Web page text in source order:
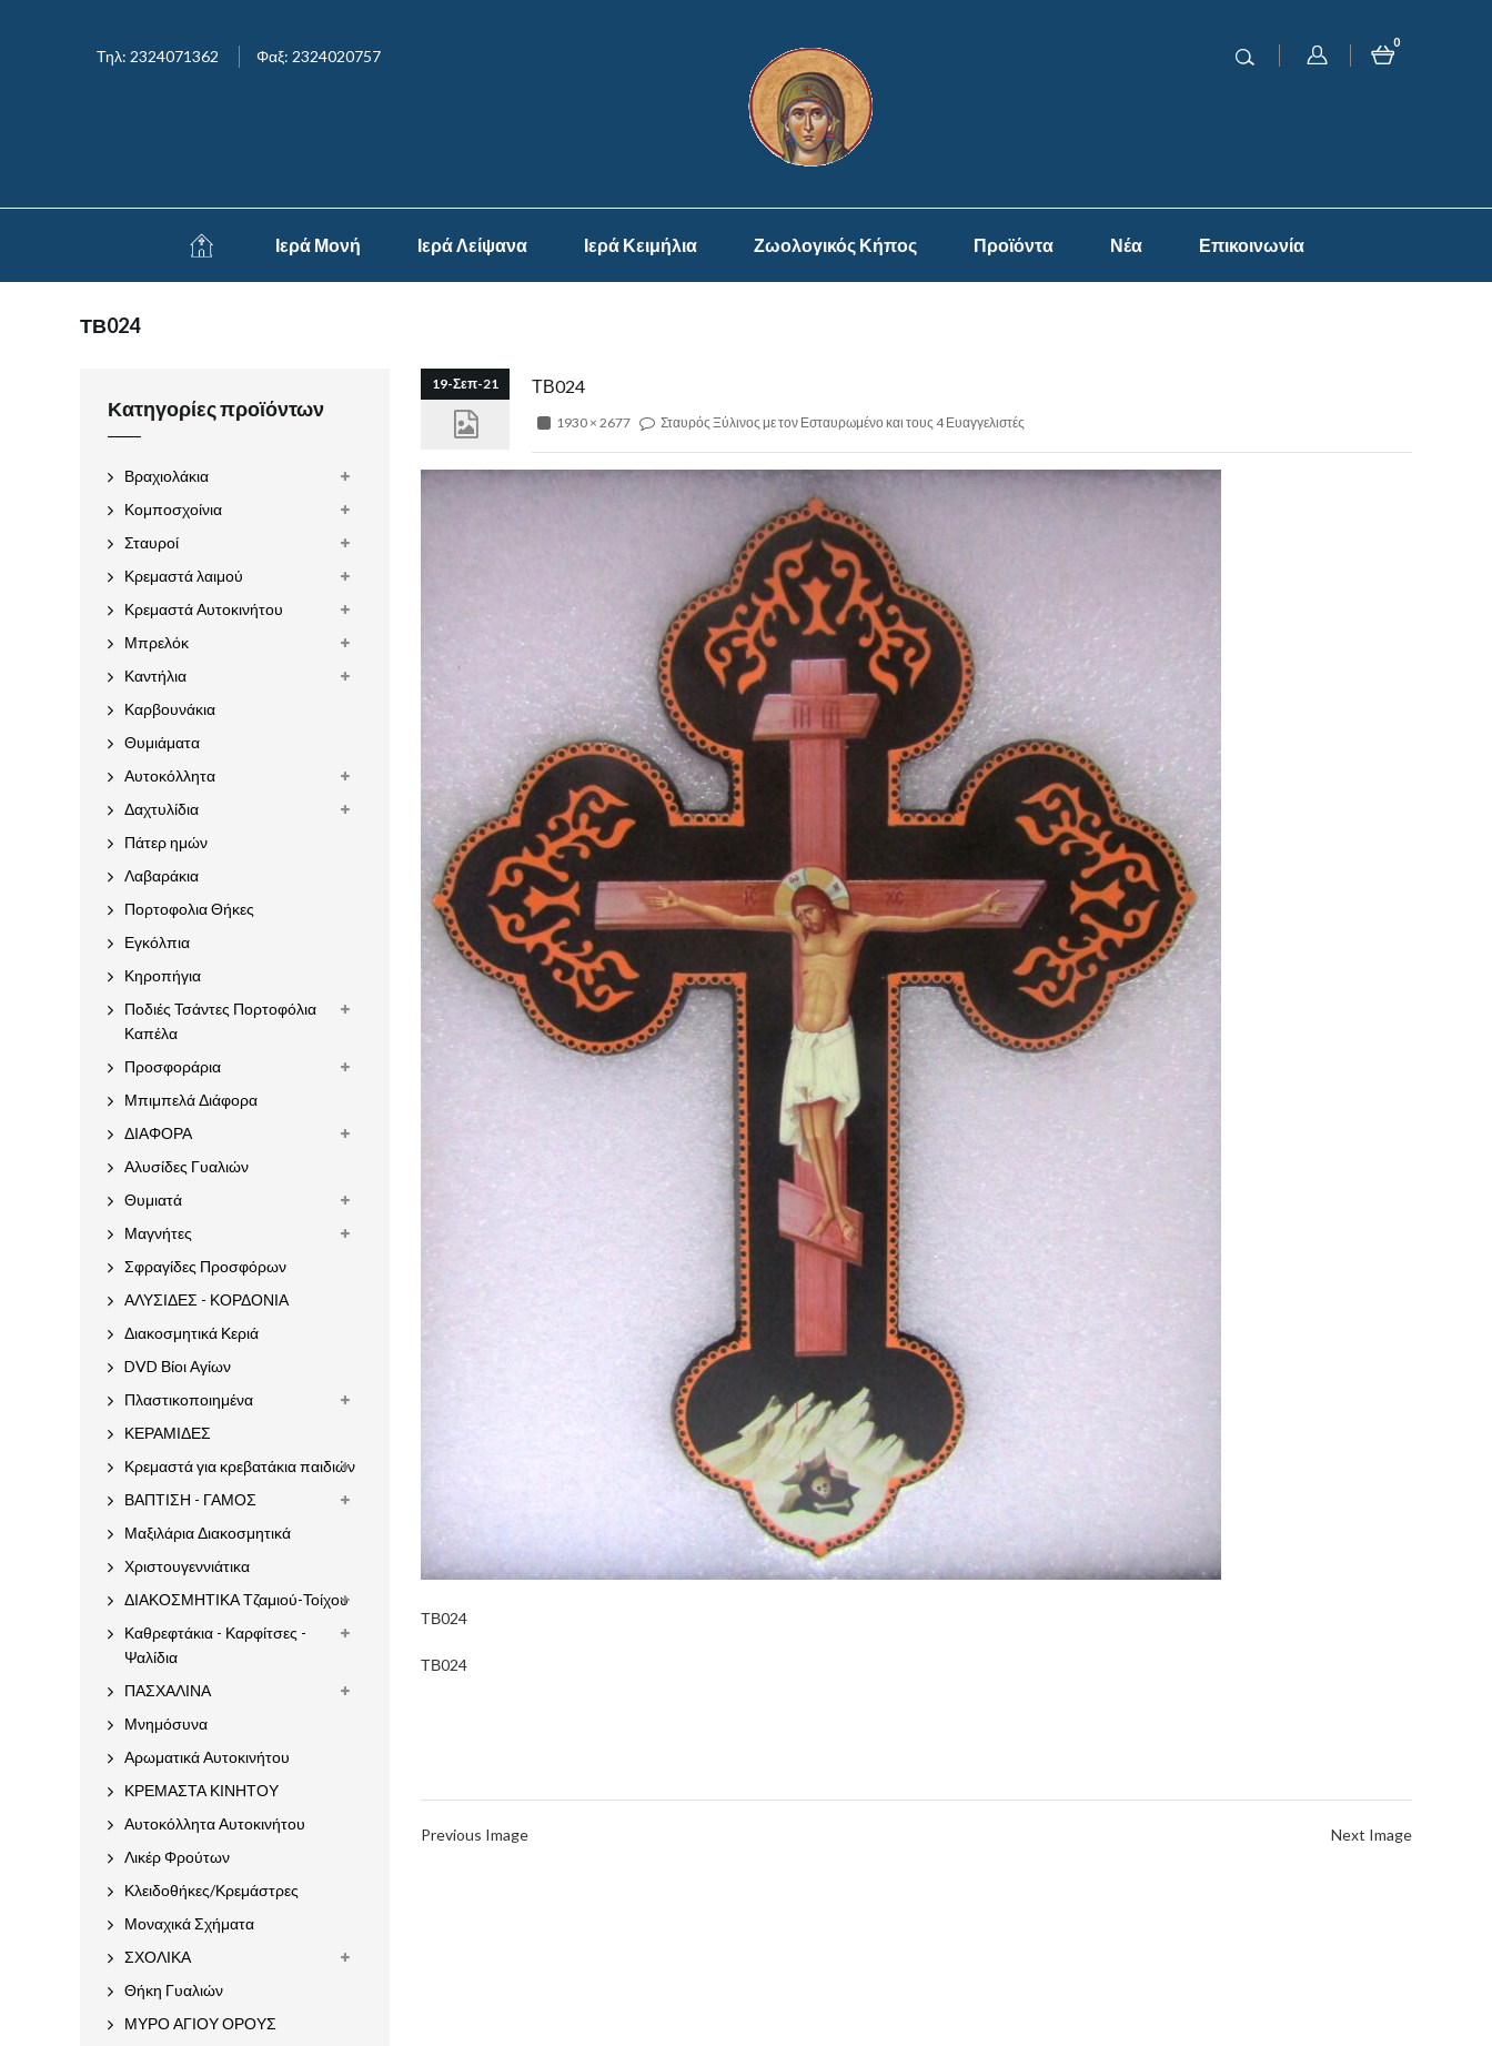
Τηλ: 2324071362 Φαξ: 2324020757
0
Ιερά Μονή Ιερά Λείψανα Ιερά Κειμήλια Ζωολογικός Κήπος Προϊόντα Νέα Επικοινωνία
ΤΒ024
19-Σεπ-21 ΤΒ024
1930 × 2677 Σταυρός Ξύλινος με τον Εσταυρωμένο και τους 4 Ευαγγελιστές
ΤΒ024
ΤΒ024
Previous Image Next Image
Κατηγορίες προϊόντων
Βραχιολάκια
Κομποσχοίνια
Σταυροί
Κρεμαστά λαιμού
Κρεμαστά Αυτοκινήτου
Μπρελόκ
Καντήλια
Καρβουνάκια
Θυμιάματα
Αυτοκόλλητα
Δαχτυλίδια
Πάτερ ημών
Λαβαράκια
Πορτοφολια Θήκες
Εγκόλπια
Κηροπήγια
Ποδιές Τσάντες Πορτοφόλια
Καπέλα
Προσφοράρια
Μπιμπελά Διάφορα
ΔΙΑΦΟΡΑ
Αλυσίδες Γυαλιών
Θυμιατά
Μαγνήτες
Σφραγίδες Προσφόρων
ΑΛΥΣΙΔΕΣ - ΚΟΡΔΟΝΙΑ
Διακοσμητικά Κεριά
DVD Βίοι Αγίων
Πλαστικοποιημένα
ΚΕΡΑΜΙΔΕΣ
Κρεμαστά για κρεβατάκια παιδιών
ΒΑΠΤΙΣΗ - ΓΑΜΟΣ
Μαξιλάρια Διακοσμητικά
Χριστουγεννιάτικα
ΔΙΑΚΟΣΜΗΤΙΚΑ Τζαμιού-Τοίχου
Καθρεφτάκια - Καρφίτσες -
Ψαλίδια
ΠΑΣΧΑΛΙΝΑ
Μνημόσυνα
Αρωματικά Αυτοκινήτου
ΚΡΕΜΑΣΤΑ ΚΙΝΗΤΟΥ
Αυτοκόλλητα Αυτοκινήτου
Λικέρ Φρούτων
Κλειδοθήκες/Κρεμάστρες
Μοναχικά Σχήματα
ΣΧΟΛΙΚΑ
Θήκη Γυαλιών
ΜΥΡΟ ΑΓΙΟΥ ΟΡΟΥΣ